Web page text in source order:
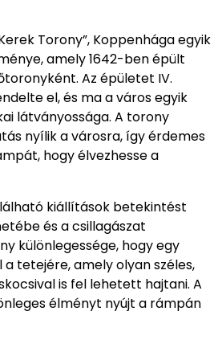
Torony”, Koppenhága egyik
amely 1642-ben épült
Az épületet IV.
el, és ma a város egyik
látványossága. A torony
nyílik a városra, így érdemes
hogy élvezhesse a
kiállítások betekintést
és a csillagászat
különlegessége, hogy egy
tetejére, amely olyan széles,
is fel lehetett hajtani. A
élményt nyújt a rámpán